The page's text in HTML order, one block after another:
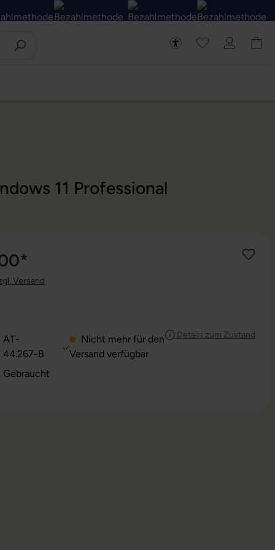
11 Professional
Versand
Details zum Zustand
AT-
44.267-B
Gebraucht
Versand verfügbar